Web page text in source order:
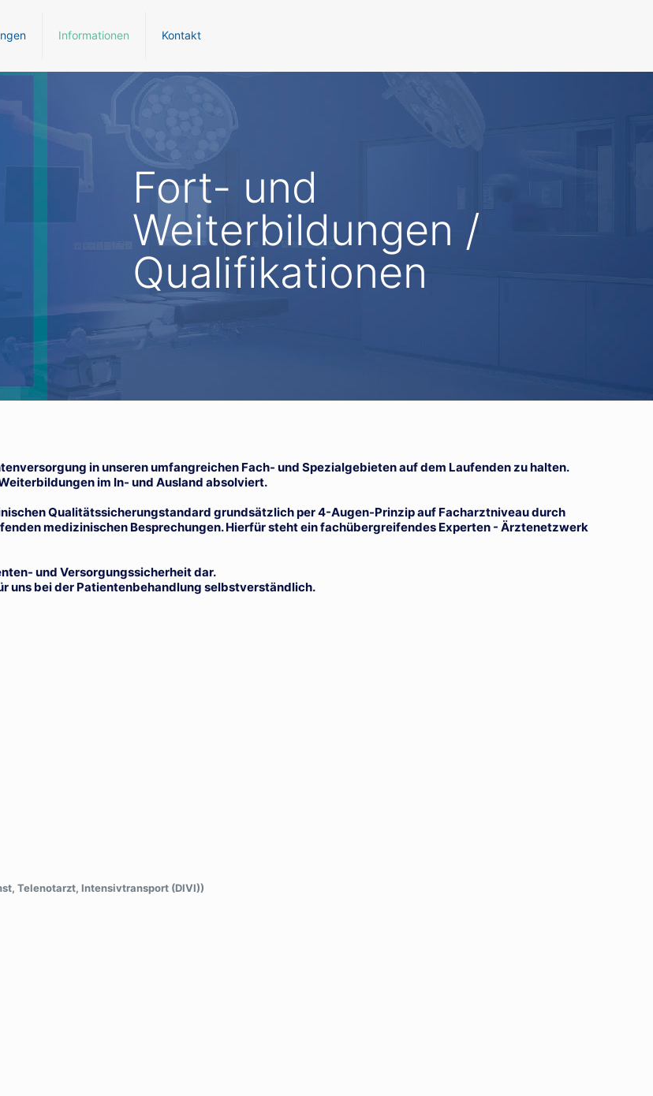
Informationen Kontakt
Fort- und
Weiterbildungen /
Qualifikationen
in unseren umfangreichen Fach- und Spezialgebieten auf dem Laufenden zu halten.
im In- und Ausland absolviert.
Qualitätssicherungstandard grundsätzlich per 4-Augen-Prinzip auf Facharztniveau durch
medizinischen Besprechungen. Hierfür steht ein fachübergreifendes Experten - Ärztenetzwerk
und Versorgungssicherheit dar.
uns bei der Patientenbehandlung selbstverständlich.
Telenotarzt, Intensivtransport (DIVI))